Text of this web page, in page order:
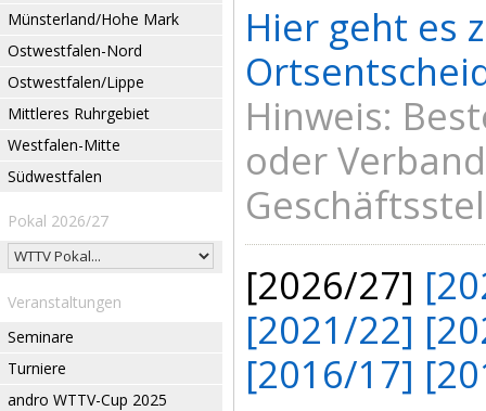
Münsterland/Hohe Mark
Ostwestfalen-Nord
Ostwestfalen/Lippe
Mittleres Ruhrgebiet
Westfalen-Mitte
Südwestfalen
Pokal 2026/27
Veranstaltungen
Seminare
Turniere
andro WTTV-Cup 2025
Hier geht es
Hinweis:
oder
[2026/27]
[2021/22]
[2016/17]